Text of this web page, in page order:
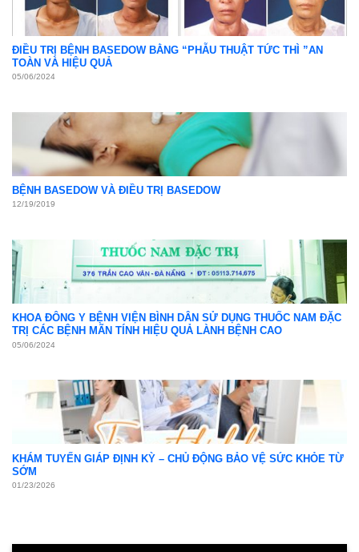
ĐIỀU TRỊ BỆNH BASEDOW BẰNG “PHẪU THUẬT TỨC THÌ ”AN
TOÀN VÀ HIỆU QUẢ
05/06/2024
BỆNH BASEDOW VÀ ĐIỀU TRỊ BASEDOW
12/19/2019
KHOA ĐÔNG Y BỆNH VIỆN BÌNH DÂN SỬ DỤNG THUỐC NAM ĐẶC
TRỊ CÁC BỆNH MÃN TÍNH HIỆU QUẢ LÀNH BỆNH CAO
05/06/2024
KHÁM TUYẾN GIÁP ĐỊNH KỲ – CHỦ ĐỘNG BẢO VỆ SỨC KHỎE TỪ
SỚM
01/23/2026